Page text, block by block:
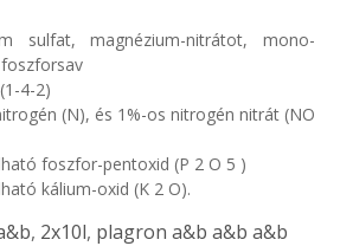
sulfat, magnézium-nitrátot, mono-
4-2)
(N), és 1%-os nitrogén nitrát (NO
foszfor-pentoxid (P 2 O 5 )
kálium-oxid (K 2 O).
, 2x10l, plagron a&b a&b a&b